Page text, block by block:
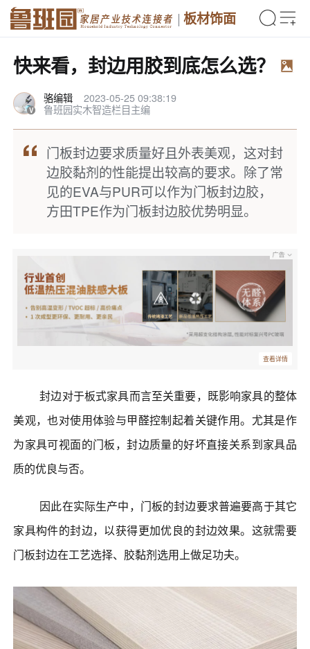
板材饰面
快来看，封边用胶到底怎么选？
骆编辑
2023-05-25 09:38:19
鲁班园实木智造栏目主编
门板封边要求质量好且外表美观，这对封
边胶黏剂的性能提出较高的要求。除了常
见的EVA与PUR可以作为门板封边胶，
方田TPE作为门板封边胶优势明显。
查看详情
封边对于板式家具而言至关重要，既影响家具的整体
美观，也对使用体验与甲醛控制起着关键作用。尤其是作
为家具可视面的门板，封边质量的好坏直接关系到家具品
质的优良与否。
因此在实际生产中，门板的封边要求普遍要高于其它
家具构件的封边，以获得更加优良的封边效果。这就需要
门板封边在工艺选择、胶黏剂选用上做足功夫。